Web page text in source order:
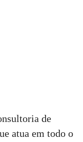
de
atua em todo o